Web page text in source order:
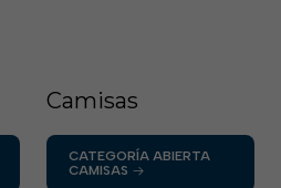
Camisas
CATEGORÍA ABIERTA
CAMISAS